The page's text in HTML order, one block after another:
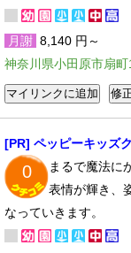
月謝 8,140 円～
神奈川県小田原市扇
[PR] ペッピーキッズ
0
まるで魔法に
表情が輝き、
なっていきます。